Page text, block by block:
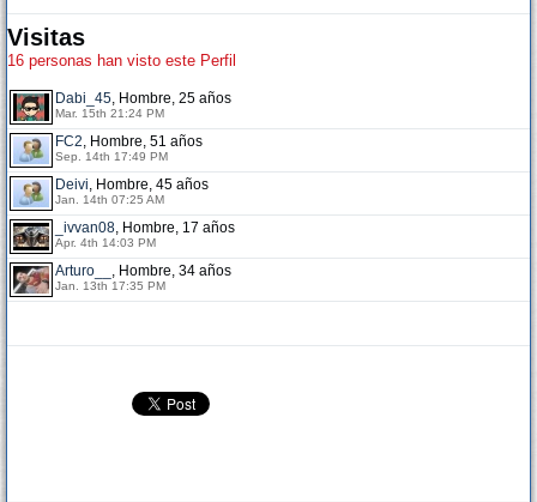
Visitas
16 personas han visto este Perfil
Dabi_45, Hombre, 25 años
Mar. 15th 21:24 PM
FC2, Hombre, 51 años
Sep. 14th 17:49 PM
Deivi, Hombre, 45 años
Jan. 14th 07:25 AM
_ivvan08, Hombre, 17 años
Apr. 4th 14:03 PM
Arturo__ , Hombre, 34 años
Jan. 13th 17:35 PM